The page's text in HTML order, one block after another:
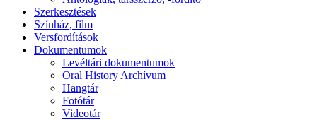
Szerkesztések
Színház, film
Versfordítások
Dokumentumok
Levéltári dokumentumok
Oral History Archívum
Hangtár
Fotótár
Videotár